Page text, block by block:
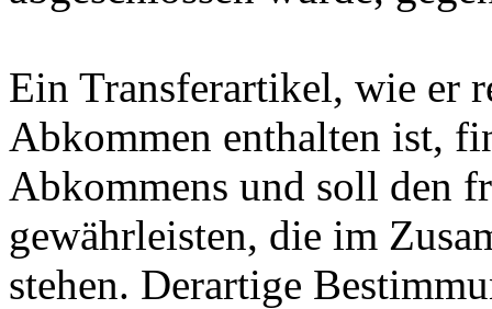
Ein Transferartikel, wie er
Abkommen enthalten ist,
Abkommens und soll den
gewährleisten, die im
stehen. Derartige